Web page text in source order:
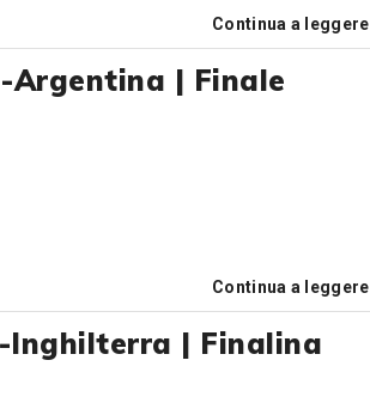
Continua a leggere
Argentina | Finale
Continua a leggere
Inghilterra | Finalina